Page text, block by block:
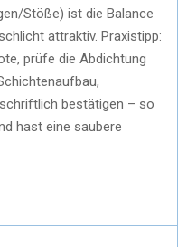
Stöße) ist die Balance
attraktiv. Praxistipp:
prüfe die Abdichtung
bestätigen – so
hast eine saubere